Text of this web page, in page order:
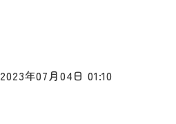
2023年07月04日 01:10